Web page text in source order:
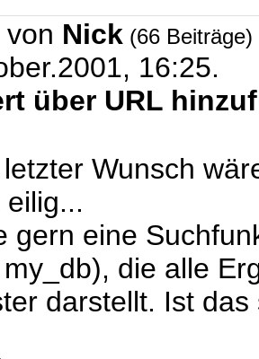
Nick (66 Beiträge)
16:25.
über URL
Wunsch
eilig...
gern eine
die alle
darstellt. Ist